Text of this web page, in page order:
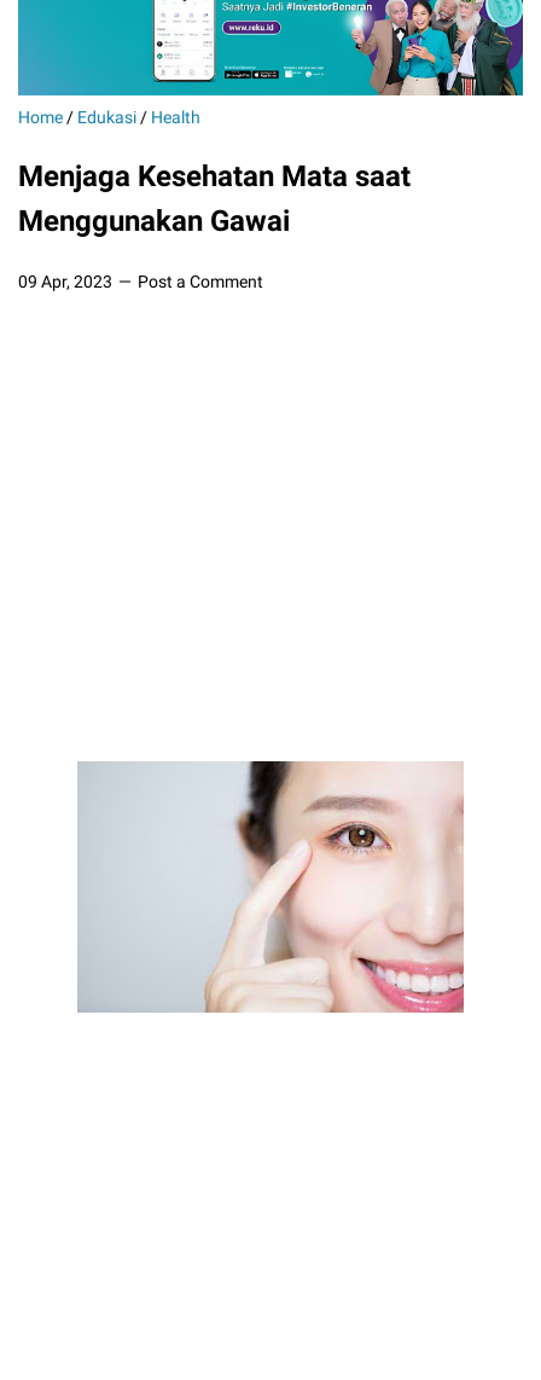
Home / Edukasi / Health
Menjaga Kesehatan Mata saat
Menggunakan Gawai
09 Apr, 2023 Post a Comment